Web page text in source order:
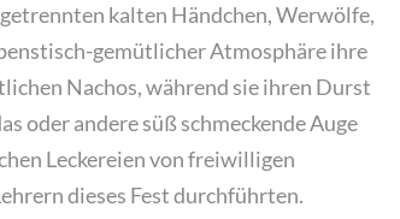
kalten Händchen, Werwölfe,
gemütlicher Atmosphäre ihre
Nachos, während sie ihren Durst
oder andere süß schmeckende Auge
Leckereien von freiwilligen
dieses Fest durchführten.